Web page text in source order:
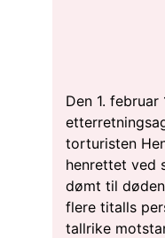
Den 1. februar
torturisten
henrettet ved
dømt til
flere titalls
tallrike